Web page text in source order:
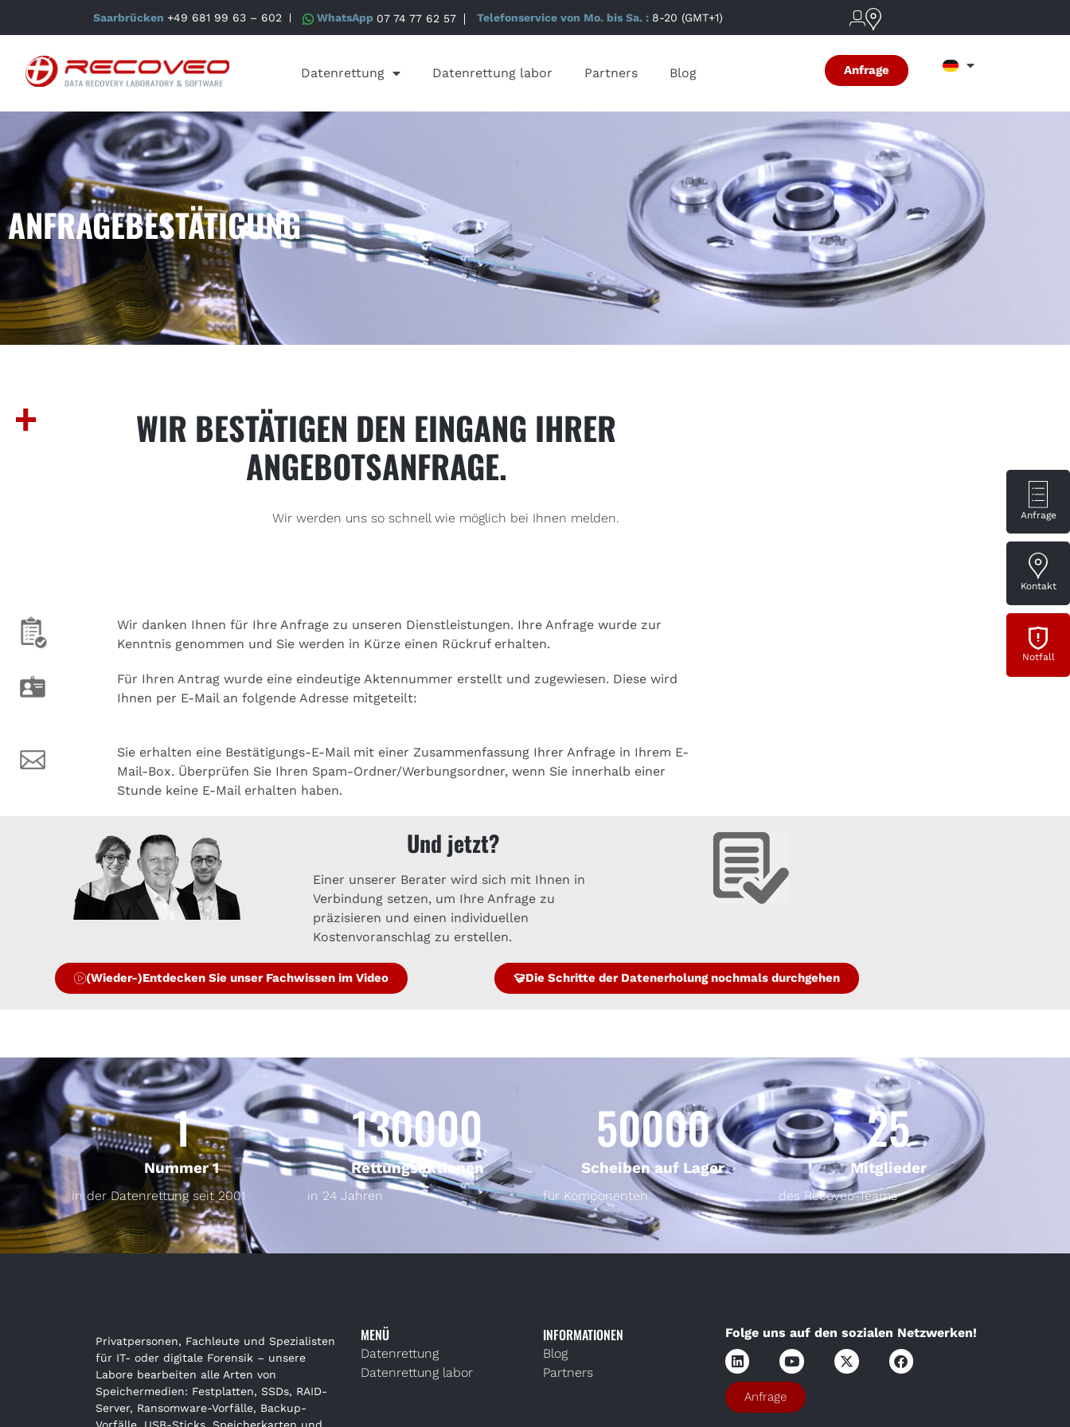
Anfrage
Kontakt
Notfall
Saarbrücken +49 681 99 63 – 602 WhatsApp 07 74 77 62 57 Telefonservice von Mo. bis Sa. : 8-20 (GMT+1)
Datenrettung Datenrettung labor Partners Blog Anfrage
ANFRAGEBESTÄTIGUNG
WIR BESTÄTIGEN DEN EINGANG IHRER
ANGEBOTSANFRAGE.
Wir werden uns so schnell wie möglich bei Ihnen melden.
Wir danken Ihnen für Ihre Anfrage zu unseren Dienstleistungen. Ihre Anfrage wurde zur
Kenntnis genommen und Sie werden in Kürze einen Rückruf erhalten.
Für Ihren Antrag wurde eine eindeutige Aktennummer erstellt und zugewiesen. Diese wird
Ihnen per E-Mail an folgende Adresse mitgeteilt:
Sie erhalten eine Bestätigungs-E-Mail mit einer Zusammenfassung Ihrer Anfrage in Ihrem E-
Mail-Box. Überprüfen Sie Ihren Spam-Ordner/Werbungsordner, wenn Sie innerhalb einer
Stunde keine E-Mail erhalten haben.
Und jetzt?
Einer unserer Berater wird sich mit Ihnen in
Verbindung setzen, um Ihre Anfrage zu
präzisieren und einen individuellen
Kostenvoranschlag zu erstellen.
(Wieder-)Entdecken Sie unser Fachwissen im Video Die Schritte der Datenerholung nochmals durchgehen
Nummer 1
1
in der Datenrettung seit 2001
Rettungsaktionen
130000
in 24 Jahren
Scheiben auf Lager
50000
für Komponenten
Mitglieder
25
des Recoveo-Teams
Privatpersonen, Fachleute und Spezialisten
für IT- oder digitale Forensik – unsere
Labore bearbeiten alle Arten von
Speichermedien: Festplatten, SSDs, RAID-
Server, Ransomware-Vorfälle, Backup-
MENÜ
Datenrettung
Datenrettung labor
INFORMATIONEN
Blog
Partners
Folge uns auf den sozialen Netzwerken!
Anfrage